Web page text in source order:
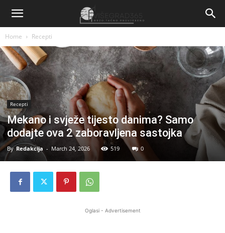
Home Recepti
Recepti
Mekano i svježe tijesto danima? Samo
dodajte ova 2 zaboravljena sastojka
By Redakcija - March 24, 2026 519 0
Oglasi - Advertisement